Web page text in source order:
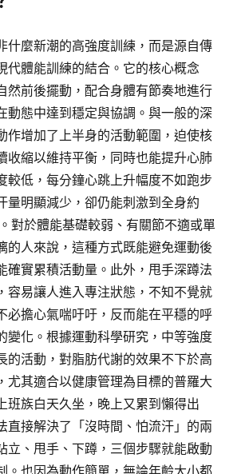
什麼新潮的高強度訓練，而是源自傳
代體能訓練的結合。它的核心概念
然前後擺動，配合身體有節奏地進行
動態中達到穩定與協調。與一般的深
作增加了上半身的活動範圍，迫使核
收縮以維持平衡，同時也能提升心肺
較低，每分鐘心跳上升幅度不如跑步
量明顯減少，卻仍能刺激到全身約
對於體能基礎較弱、有關節不適或單
的人來說，這種方式既能避免運動後
確實累積活動量。此外，甩手深蹲法
容易讓人進入專注狀態，不知不覺就
必擔心氣喘吁吁，反而能在平穩的呼
變化。根據運動科學研究，中等強度
的活動，對脂肪代謝的效果不下於高
尤其適合以健康管理為目標的普羅大
班族白天久坐，晚上又累到懶得出
直接解決了「沒時間、怕流汗」的兩
立、甩手、下蹲，三個步驟就能啟動
。也因為動作簡單，無論年齡大小都